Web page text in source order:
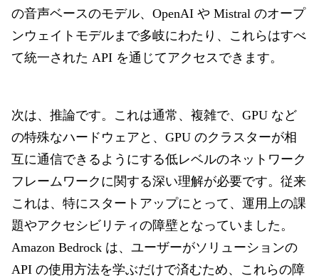
の音声ベースのモデル、OpenAI や Mistral のオープ
ンウェイトモデルまで多岐にわたり、これらはすべ
て統一された API を通じてアクセスできます。
次は、推論です。これは通常、複雑で、GPU など
の特殊なハードウェアと、GPU のクラスターが相
互に通信できるようにする低レベルのネットワーク
フレームワークに関する深い理解が必要です。従来
これは、特にスタートアップにとって、運用上の課
題やアクセシビリティの障壁となっていました。
Amazon Bedrock は、ユーザーがソリューションの
API の使用方法を学ぶだけで済むため、これらの障